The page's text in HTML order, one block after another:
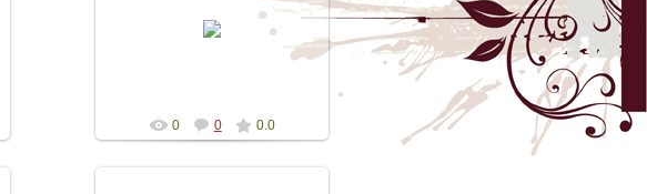
презентация альманаха Лира
Боспора выпуск 16
0 0 0.0